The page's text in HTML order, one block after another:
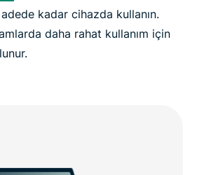
kadar cihazda kullanın.
daha rahat kullanım için